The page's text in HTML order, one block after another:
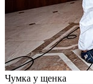
Чумка у щенка